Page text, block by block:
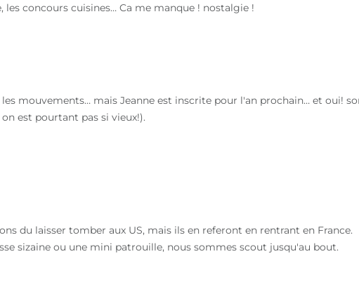
les concours cuisines… Ca me manque ! nostalgie !
mouvements… mais Jeanne est inscrite pour l'an prochain… et oui!
est pourtant pas si vieux!).
du laisser tomber aux US, mais ils en referont en rentrant en France.
sizaine ou une mini patrouille, nous sommes scout jusqu'au bout.